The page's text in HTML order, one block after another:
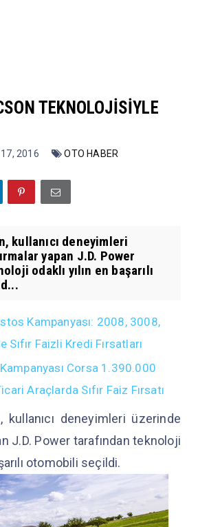
TEKNOLOJİSİYLE
2016 OTO HABER
kullanıcı deneyimleri
yapan J.D. Power
odaklı yılın en başarılı
Kampanyası: 2008, 3008,
Sıfır Faizli Kredi Fırsatları
Corsa 1.390.000
Araçlarda Sıfır Faiz Fırsatı
kullanıcı deneyimleri üzerinde
J.D. Power tarafından teknoloji
otomobili seçildi.